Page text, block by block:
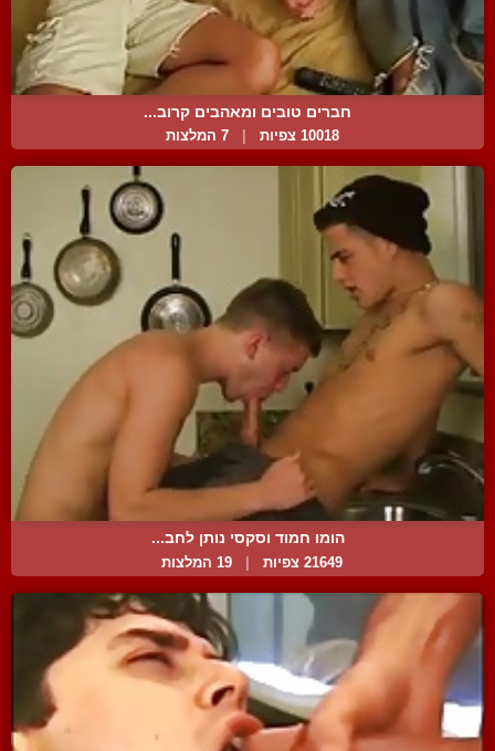
חברים טובים ומאהבים קרוב...
10018 צפיות 7 המלצות
הומו חמוד וסקסי נותן לחב...
21649 צפיות 19 המלצות